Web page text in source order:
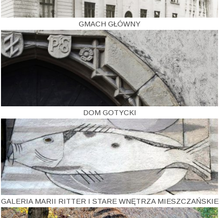
GMACH GŁÓWNY
DOM GOTYCKI
GALERIA MARII RITTER I STARE WNĘTRZA MIESZCZAŃSKIE